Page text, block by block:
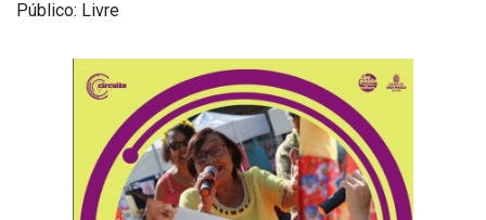
Público: Livre